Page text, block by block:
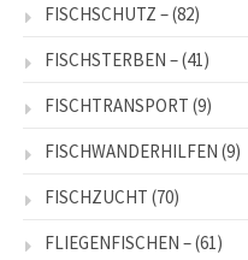
FISCHSCHUTZ –(82)
FISCHSTERBEN –(41)
FISCHTRANSPORT (9)
FISCHWANDERHILFEN (9)
FISCHZUCHT (70)
FLIEGENFISCHEN –(61)